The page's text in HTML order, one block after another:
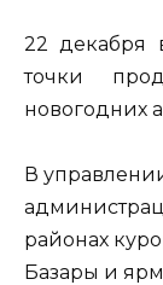
22 декабря
точки
новогодних
В
районах
Базары и